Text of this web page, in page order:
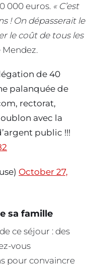
000 euros. « C’est
! On dépasserait le
le coût de tous les
de 40
palanquée de
rectorat,
avec la
public !!!
October 27,
sa famille
ce séjour : des
vous
pour convaincre